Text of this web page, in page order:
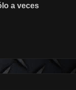
a veces